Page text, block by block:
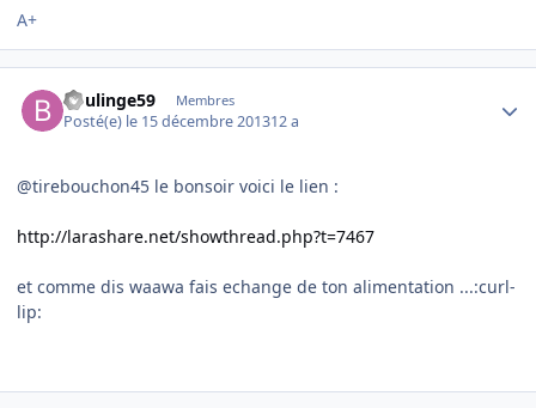
A+
boulinge59 Membres
Posté(e) le 15 décembre 201312 a
@tirebouchon45 le bonsoir voici le lien :
http://larashare.net/showthread.php?t=7467
et comme dis waawa fais echange de ton alimentation ...:curl-
lip: